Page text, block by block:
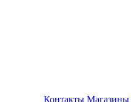
Контакты Магазины